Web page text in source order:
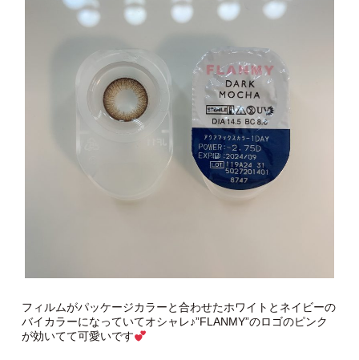
フィルムがパッケージカラーと合わせたホワイトとネイビーの
バイカラーになっていてオシャレ♪”FLANMY”のロゴのピンク
が効いてて可愛いです